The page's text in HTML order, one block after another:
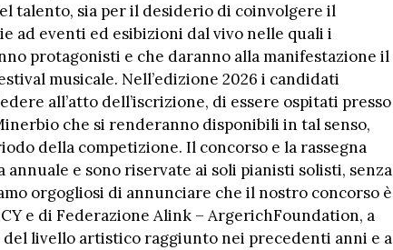
talento, sia per il desiderio di coinvolgere il
ad eventi ed esibizioni dal vivo nelle quali i
protagonisti e che daranno alla manifestazione il
musicale. Nell’edizione 2026 i candidati
all’atto dell’iscrizione, di essere ospitati presso
che si renderanno disponibili in tal senso,
della competizione. Il concorso e la rassegna
annuale e sono riservate ai soli pianisti solisti, senza
orgogliosi di annunciare che il nostro concorso è
e di Federazione Alink – ArgerichFoundation, a
livello artistico raggiunto nei precedenti anni e a